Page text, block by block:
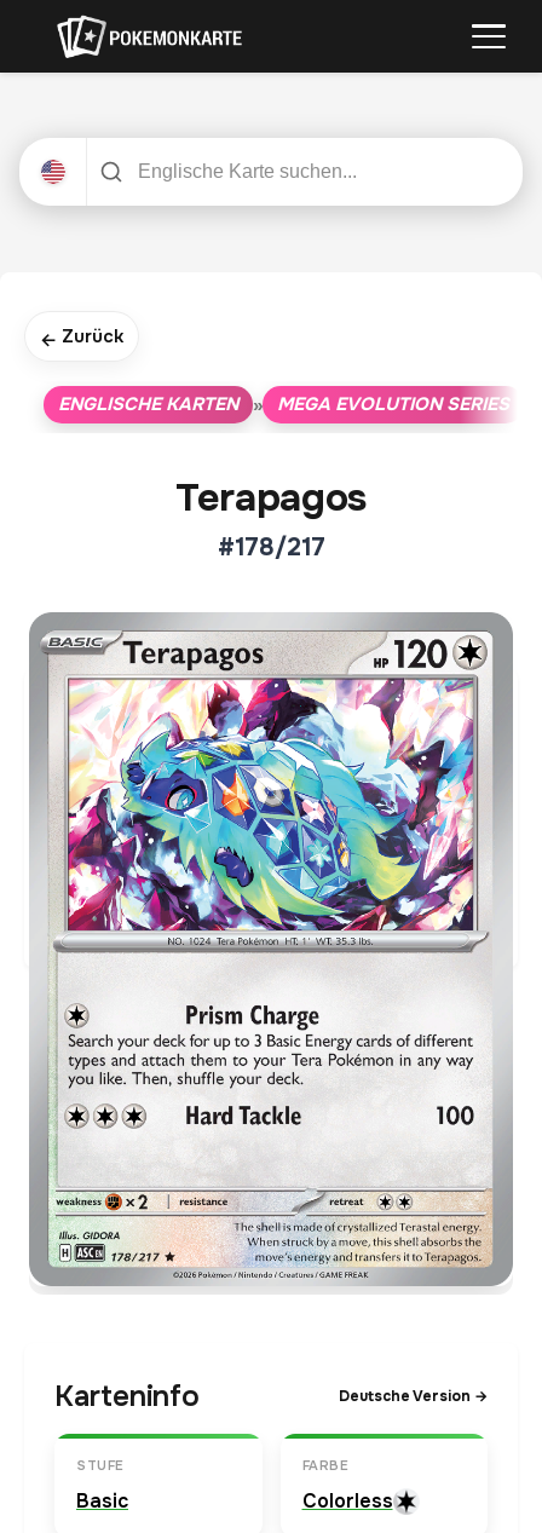
← Zurück
ENGLISCHE KARTEN » MEGA EVOLUTION SERIES
Terapagos
#178/217
Aktueller Marktpreis
€0,16
Holofoil
Preise werden täglich aktualisiert.
Karteninfo Deutsche Version →
STUFE
Basic
FARBE
Colorless